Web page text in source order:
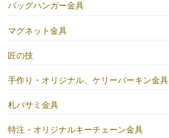
バッグハンガー金具
マグネット金具
匠の技
手作り・オリジナル、ケリーバーキン金具
札バサミ金具
特注・オリジナルキーチェーン金具